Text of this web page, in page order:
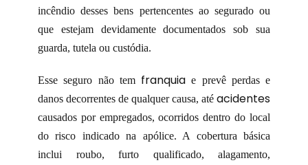
incêndio desses bens pertencentes ao segurado ou
que estejam devidamente documentados sob sua
guarda, tutela ou custódia.
Esse seguro não tem franquia e prevê perdas e
danos decorrentes de qualquer causa, até acidentes
causados por empregados, ocorridos dentro do local
do risco indicado na apólice. A cobertura básica
inclui roubo, furto qualificado, alagamento,